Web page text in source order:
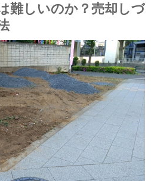
難しいのか？売却しづ